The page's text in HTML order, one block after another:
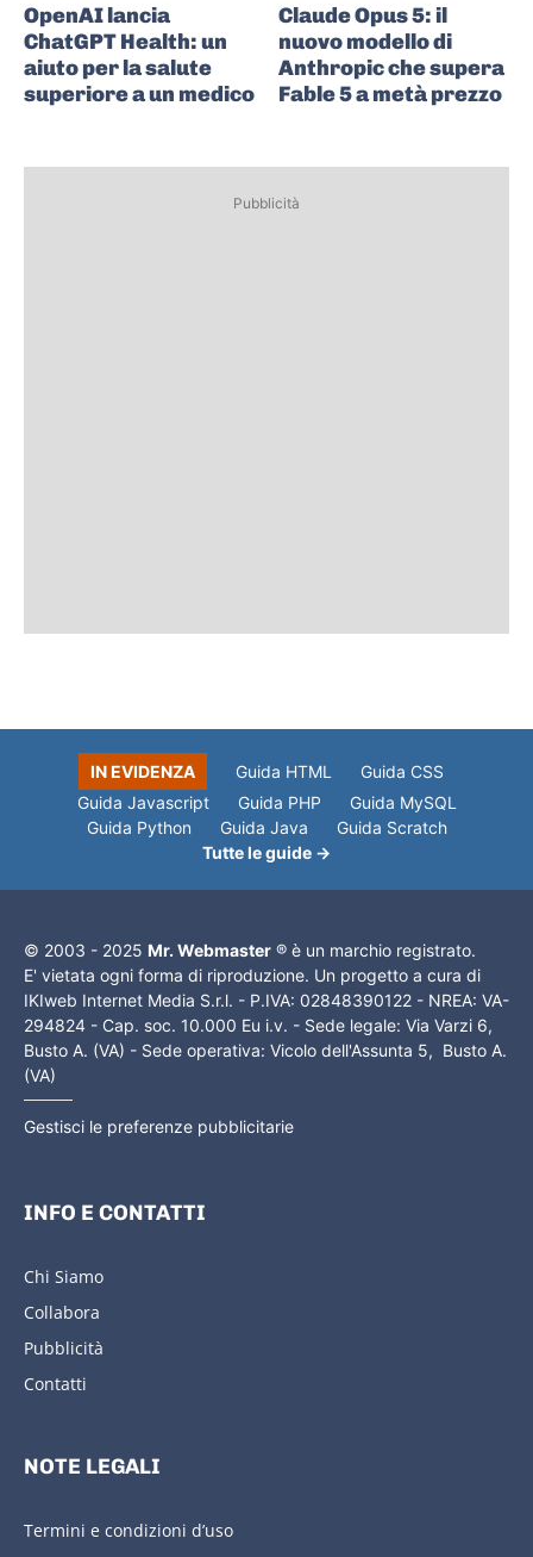
OpenAI lancia
ChatGPT Health: un
aiuto per la salute
superiore a un medico
Claude Opus 5: il
nuovo modello di
Anthropic che supera
Fable 5 a metà prezzo
Pubblicità
IN EVIDENZA Guida HTML
Guida CSS
Guida Javascript
Guida PHP
Guida MySQL
Guida Python
Guida Java
Guida Scratch
Tutte le guide →
© 2003 - 2025 Mr. Webmaster ® è un marchio registrato.
E' vietata ogni forma di riproduzione. Un progetto a cura di
IKIweb Internet Media S.r.l. - P.IVA: 02848390122 - NREA: VA-
294824 - Cap. soc. 10.000 Eu i.v. - Sede legale: Via Varzi 6,
Busto A. (VA) - Sede operativa: Vicolo dell'Assunta 5, Busto A.
(VA)
Gestisci le preferenze pubblicitarie
INFO E CONTATTI
Chi Siamo
Collabora
Pubblicità
Contatti
NOTE LEGALI
Termini e condizioni d’uso